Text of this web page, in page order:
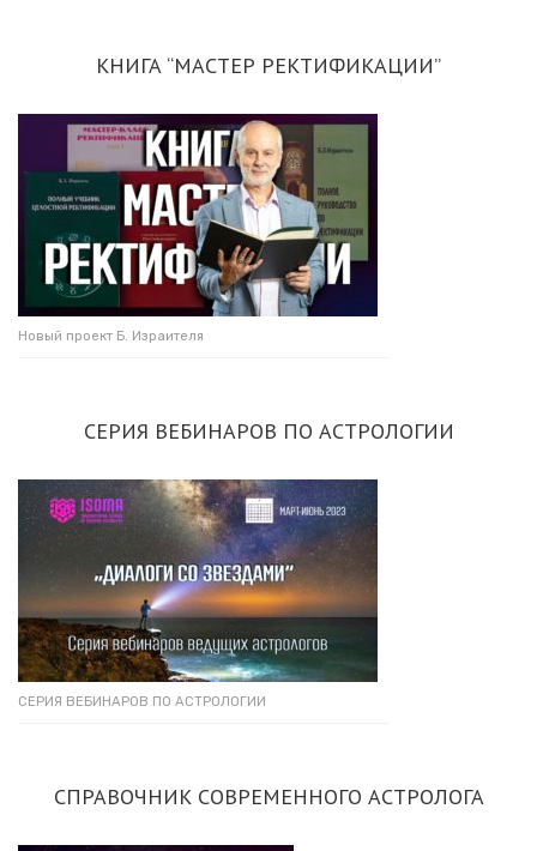
КНИГА “МАСТЕР РЕКТИФИКАЦИИ”
Новый проект Б. Израителя
СЕРИЯ ВЕБИНАРОВ ПО АСТРОЛОГИИ
СЕРИЯ ВЕБИНАРОВ ПО АСТРОЛОГИИ
СПРАВОЧНИК СОВРЕМЕННОГО АСТРОЛОГА